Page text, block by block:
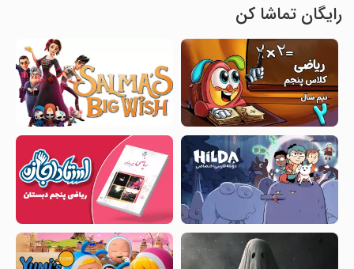
رایگان تماشا کن